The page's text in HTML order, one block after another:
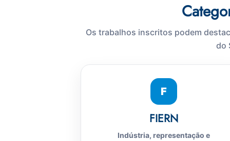
Os trabalhos inscritos podem
do
F
FIERN
Indústria, representação e